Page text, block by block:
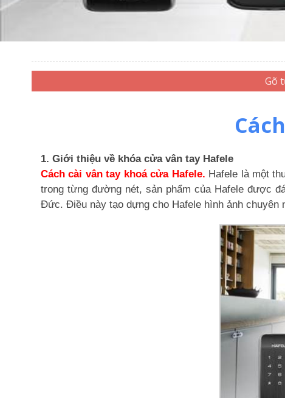
1. Giới thiệu về khóa cửa vân tay Hafele
Cách cài vân tay khoá cửa Hafele. Hafele là một
trong từng đường nét, sản phẩm của Hafele được
Đức. Điều này tạo dựng cho Hafele hình ảnh chuyên